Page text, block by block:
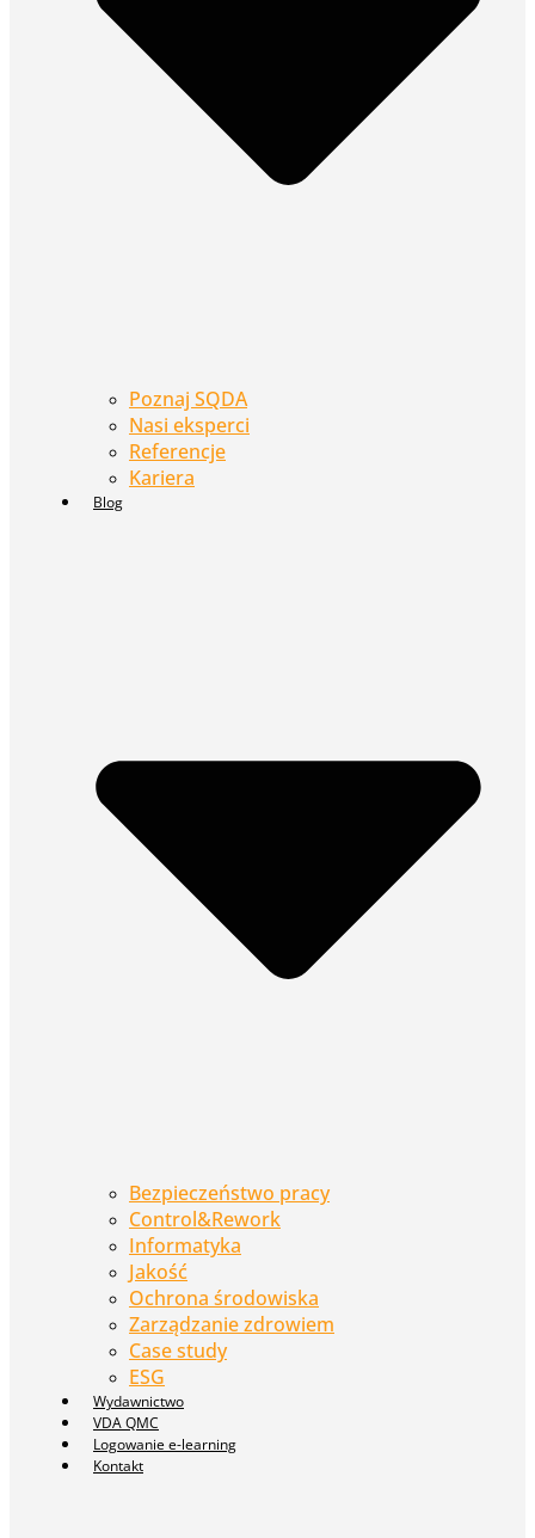
Poznaj SQDA
Nasi eksperci
Referencje
Kariera
Blog
Bezpieczeństwo pracy
Control&Rework
Informatyka
Jakość
Ochrona środowiska
Zarządzanie zdrowiem
Case study
ESG
Wydawnictwo
VDA QMC
Logowanie e-learning
Kontakt